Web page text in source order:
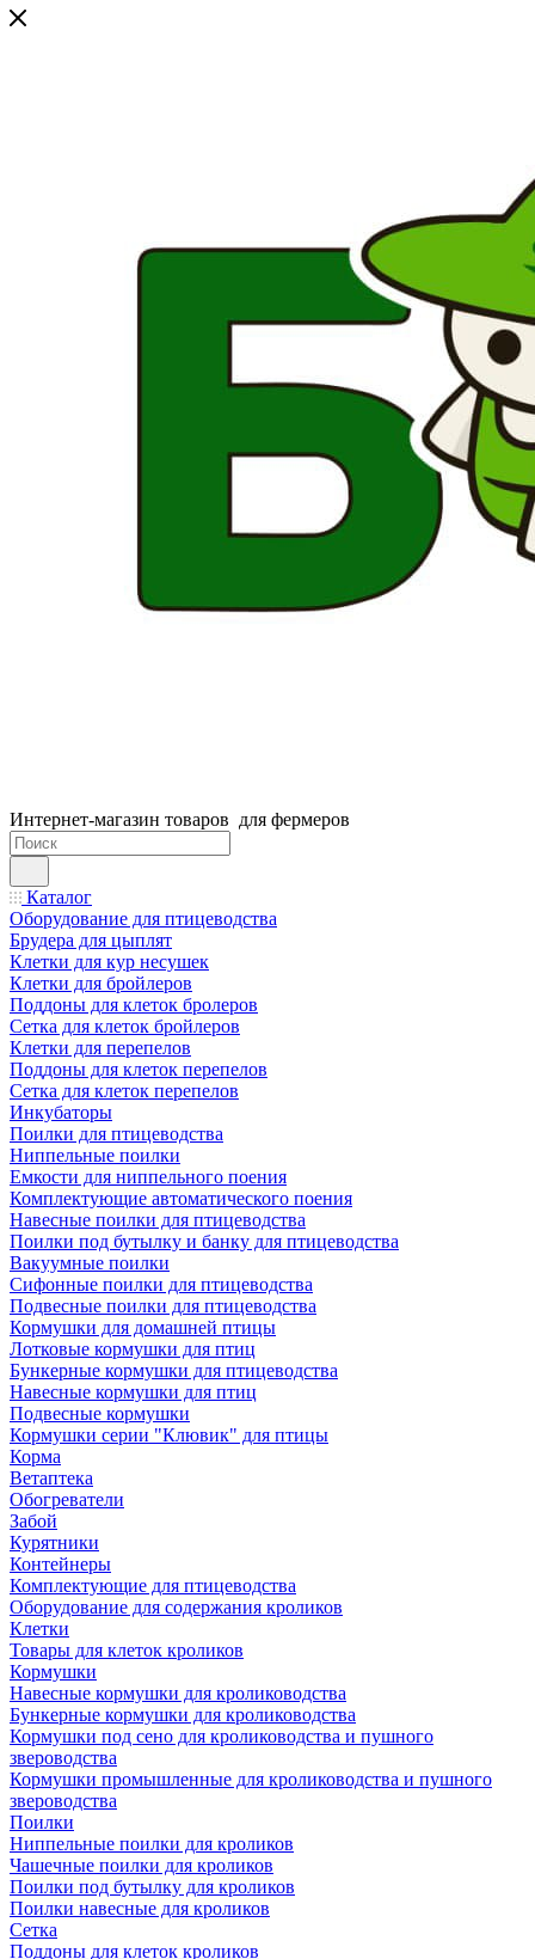
Интернет-магазин товаров для фермеров
Каталог
Оборудование для птицеводства
Брудера для цыплят
Клетки для кур несушек
Клетки для бройлеров
Поддоны для клеток бролеров
Сетка для клеток бройлеров
Клетки для перепелов
Поддоны для клеток перепелов
Сетка для клеток перепелов
Инкубаторы
Поилки для птицеводства
Ниппельные поилки
Емкости для ниппельного поения
Комплектующие автоматического поения
Навесные поилки для птицеводства
Поилки под бутылку и банку для птицеводства
Вакуумные поилки
Сифонные поилки для птицеводства
Подвесные поилки для птицеводства
Кормушки для домашней птицы
Лотковые кормушки для птиц
Бункерные кормушки для птицеводства
Навесные кормушки для птиц
Подвесные кормушки
Кормушки серии "Клювик" для птицы
Корма
Ветаптека
Обогреватели
Забой
Курятники
Контейнеры
Комплектующие для птицеводства
Оборудование для содержания кроликов
Клетки
Товары для клеток кроликов
Кормушки
Навесные кормушки для кролиководства
Бункерные кормушки для кролиководства
Кормушки под сено для кролиководства и пушного
звероводства
Кормушки промышленные для кролиководства и пушного
звероводства
Поилки
Ниппельные поилки для кроликов
Чашечные поилки для кроликов
Поилки под бутылку для кроликов
Поилки навесные для кроликов
Сетка
Поддоны для клеток кроликов